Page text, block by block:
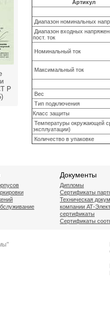
Р
Артикул
Диапазон номинальных
Диапазон входных
пост. ток
Номинальный ток
Максимальный ток
Вес
Тип подключения
Класс защиты
Температуры окружающей
эксплуатации)
Количество в упаковке
Документы
Дипломы
Сертификаты
Техническая
компании АТ-
сертификаты
Сертификаты